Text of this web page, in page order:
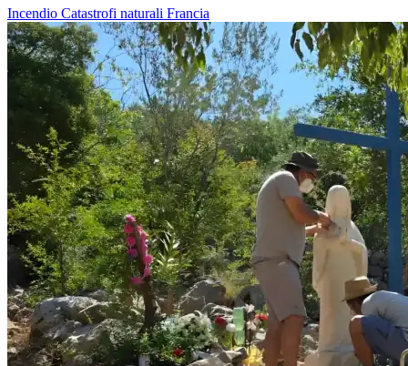
Incendio Catastrofi naturali Francia